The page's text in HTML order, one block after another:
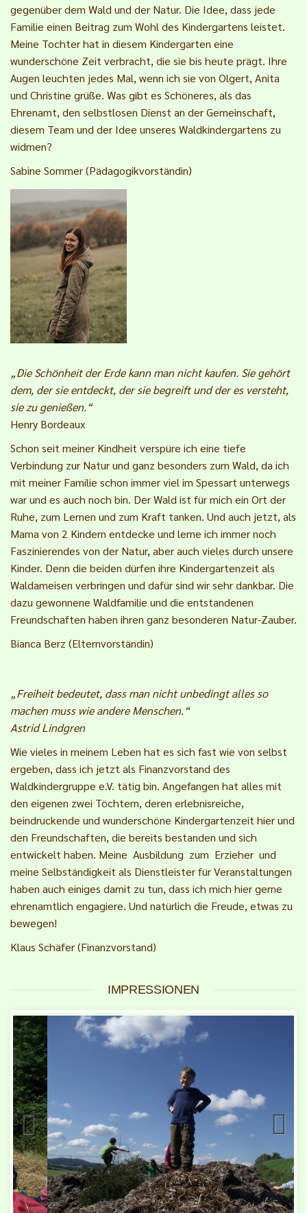
gegenüber dem Wald und der Natur. Die Idee, dass jede
Familie einen Beitrag zum Wohl des Kindergartens leistet.
Meine Tochter hat in diesem Kindergarten eine
wunderschöne Zeit verbracht, die sie bis heute prägt. Ihre
Augen leuchten jedes Mal, wenn ich sie von Olgert, Anita
und Christine grüße. Was gibt es Schöneres, als das
Ehrenamt, den selbstlosen Dienst an der Gemeinschaft,
diesem Team und der Idee unseres Waldkindergartens zu
widmen?
Sabine Sommer (Pädagogikvorständin)
„Die Schönheit der Erde kann man nicht kaufen. Sie gehört
dem, der sie entdeckt, der sie begreift und der es versteht,
sie zu genießen.“
Henry Bordeaux
Schon seit meiner Kindheit verspüre ich eine tiefe
Verbindung zur Natur und ganz besonders zum Wald, da ich
mit meiner Familie schon immer viel im Spessart unterwegs
war und es auch noch bin. Der Wald ist für mich ein Ort der
Ruhe, zum Lernen und zum Kraft tanken. Und auch jetzt, als
Mama von 2 Kindern entdecke und lerne ich immer noch
Faszinierendes von der Natur, aber auch vieles durch unsere
Kinder. Denn die beiden dürfen ihre Kindergartenzeit als
Waldameisen verbringen und dafür sind wir sehr dankbar. Die
dazu gewonnene Waldfamilie und die entstandenen
Freundschaften haben ihren ganz besonderen Natur-Zauber.
Bianca Berz (Elternvorständin)
„Freiheit bedeutet, dass man nicht unbedingt alles so
machen muss wie andere Menschen.“
Astrid Lindgren
Wie vieles in meinem Leben hat es sich fast wie von selbst
ergeben, dass ich jetzt als Finanzvorstand des
Waldkindergruppe e.V. tätig bin. Angefangen hat alles mit
den eigenen zwei Töchtern, deren erlebnisreiche,
beindruckende und wunderschöne Kindergartenzeit hier und
den Freundschaften, die bereits bestanden und sich
entwickelt haben. Meine Ausbildung zum Erzieher und
meine Selbständigkeit als Dienstleister für Veranstaltungen
haben auch einiges damit zu tun, dass ich mich hier gerne
ehrenamtlich engagiere. Und natürlich die Freude, etwas zu
bewegen!
Klaus Schäfer (Finanzvorstand)
IMPRESSIONEN